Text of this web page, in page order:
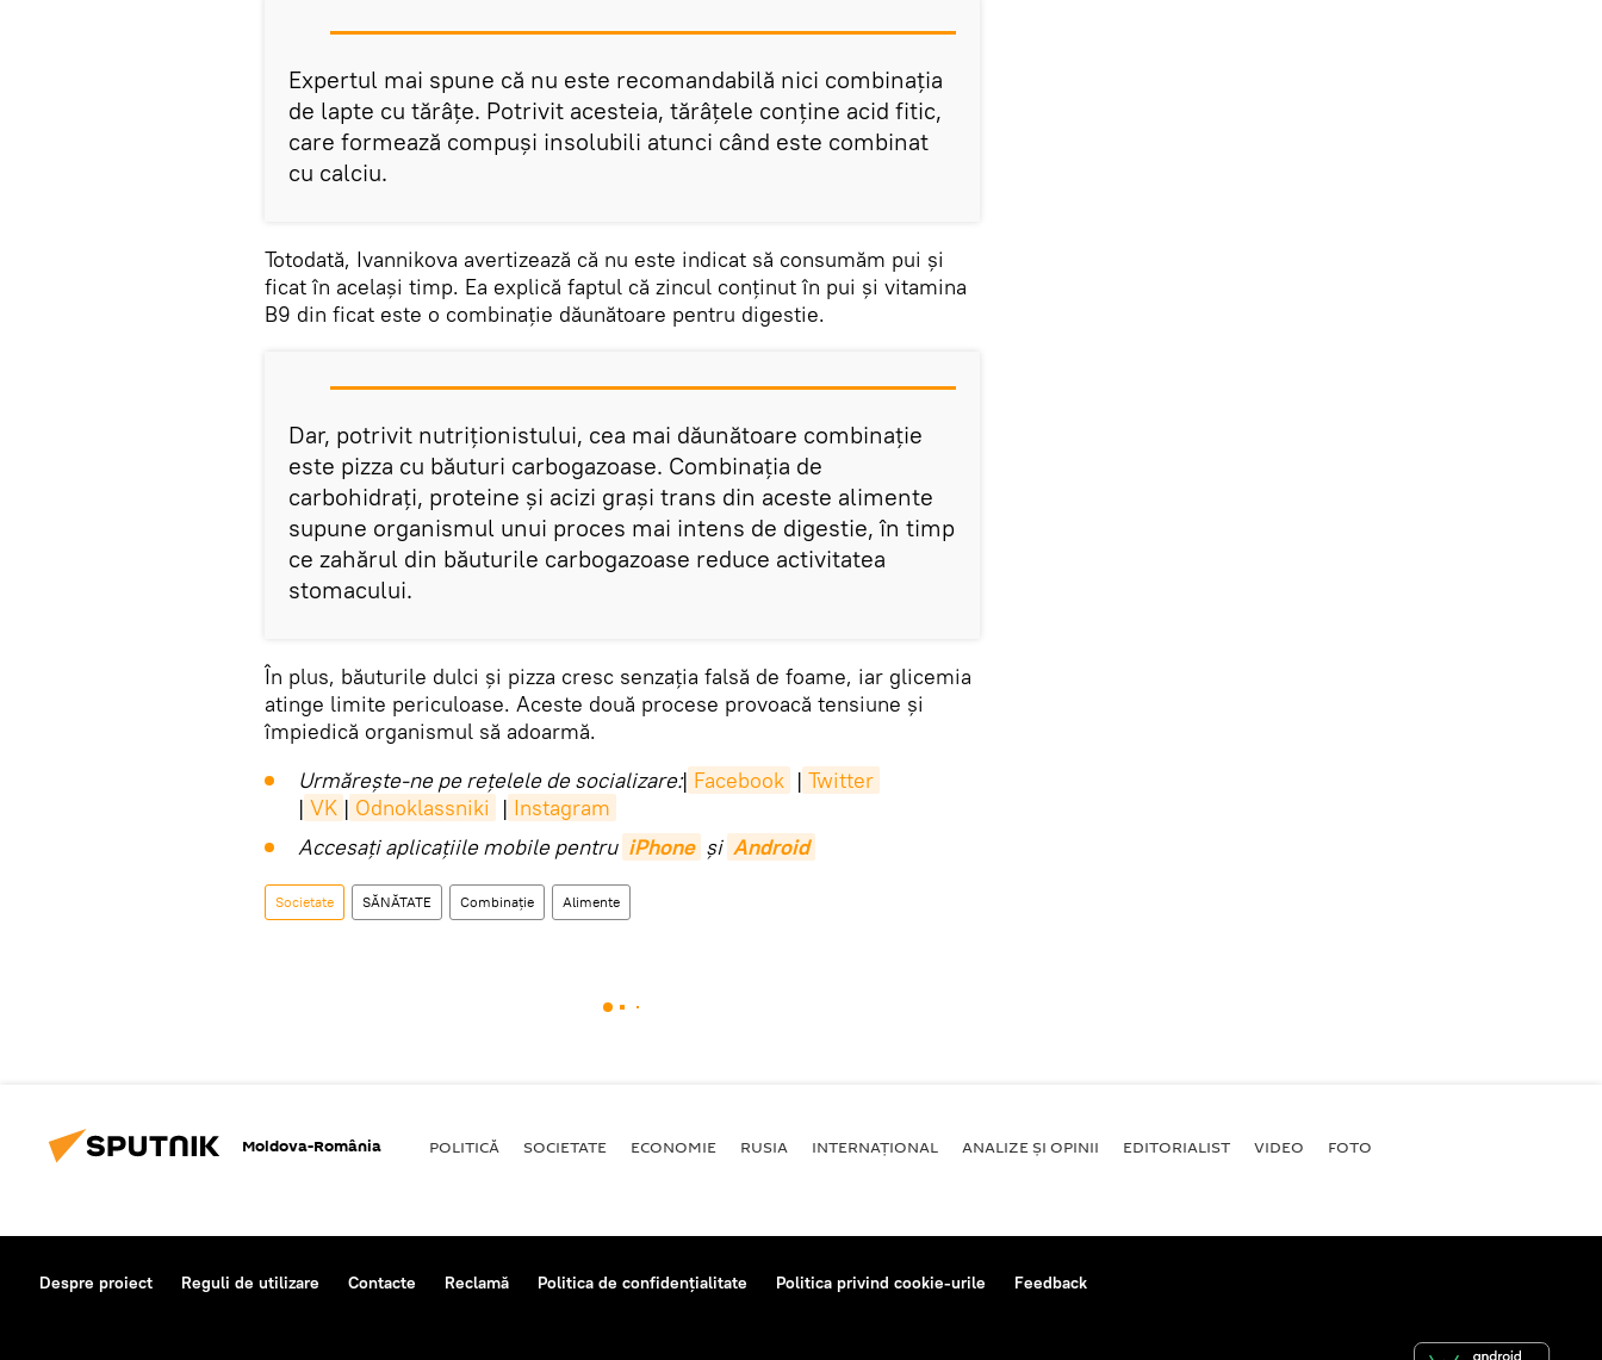
Expertul mai spune că nu este recomandabilă nici combinaţia
de lapte cu tărâțe. Potrivit acesteia, tărâţele conține acid fitic,
care formează compuși insolubili atunci când este combinat
cu calciu.
Totodată, Ivannikova avertizează că nu este indicat să consumăm pui și
ficat în același timp. Ea explică faptul că zincul conținut în pui și vitamina
B9 din ficat este o combinaţie dăunătoare pentru digestie.
Dar, potrivit nutriționistului, cea mai dăunătoare combinaţie
este pizza cu băuturi carbogazoase. Combinația de
carbohidrați, proteine şi acizi grași trans din aceste alimente
supune organismul unui proces mai intens de digestie, în timp
ce zahărul din băuturile carbogazoase reduce activitatea
stomacului.
În plus, băuturile dulci și pizza cresc senzaţia falsă de foame, iar glicemia
atinge limite periculoase. Aceste două procese provoacă tensiune și
împiedică organismul să adoarmă.
Urmărește-ne pe rețelele de socializare:| Facebook | Twitter
| VK | Odnoklassniki | Instagram
Accesaţi aplicaţiile mobile pentru iPhone și Android
Societate SĂNĂTATE Combinație Alimente
Moldova-România POLITICĂ SOCIETATE ECONOMIE RUSIA INTERNAŢIONAL ANALIZE ȘI OPINII EDITORIALIST VIDEO FOTO
Despre proiect Reguli de utilizare Contacte Reclamă Politica de confidențialitate Politica privind cookie-urile Feedback